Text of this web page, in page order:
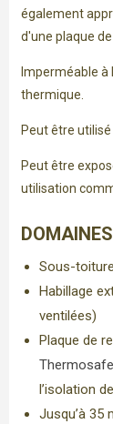
également
d'une plaque
Imperméable
thermique.
Peut être
Peut être
utilisation
Sous-
Habillage
ventilées)
Plaque de
l’isolation
Jusqu’à 35